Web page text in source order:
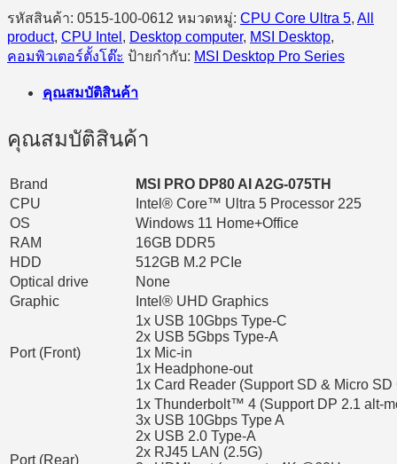
Home
ชิ้น
รหัสสินค้า: 0515-100-0612 หมวดหมู่: CPU Core Ultra 5, All
product, CPU Intel , Desktop computer, MSI Desktop,
คอมพิวเตอร์ตั้งโต๊ะ ป้ายกำกับ: MSI Desktop Pro Series
คุณสมบัติสินค้า
คุณสมบัติสินค้า
Brand
MSI PRO DP80 AI A2G-075TH
CPU
Intel® Core™ Ultra 5 Processor 225
OS
Windows 11 Home+Office
RAM
16GB DDR5
HDD
512GB M.2 PCIe
Optical drive
None
Graphic
Intel® UHD Graphics
Port (Front)
1x USB 10Gbps Type-C
2x USB 5Gbps Type-A
1x Mic-in
1x Headphone-out
1x Card Reader (Support SD & Micro SD
Port (Rear)
1x Thunderbolt™ 4 (Support DP 2.1 alt-
3x USB 10Gbps Type A
2x USB 2.0 Type-A
2x RJ45 LAN (2.5G)